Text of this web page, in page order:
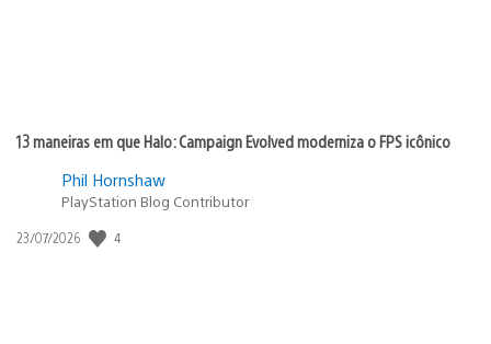
13 maneiras em que Halo: Campaign Evolved moderniza o FPS icônico
Phil Hornshaw
PlayStation Blog Contributor
Data
23/07/2026 4